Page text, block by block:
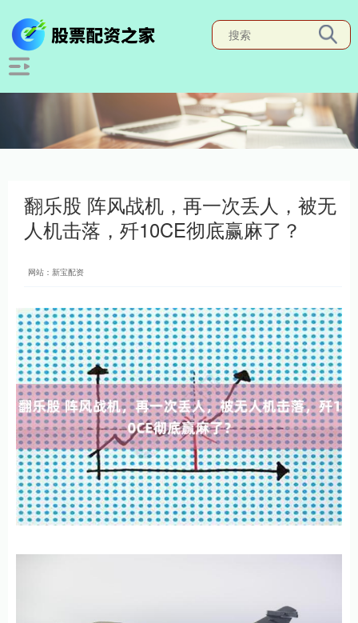
翻乐股 阵风战机，再一次丢人，被无
人机击落，歼10CE彻底赢麻了？
网站：新宝配资